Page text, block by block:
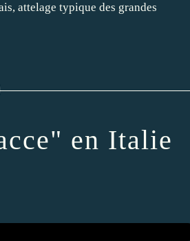
attelage typique des grandes
en Italie